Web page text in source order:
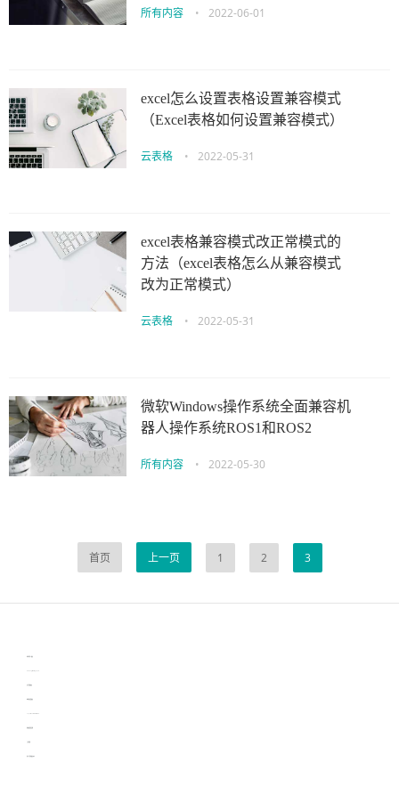
所有内容 • 2022-06-01
excel怎么设置表格设置兼容模式
（Excel表格如何设置兼容模式）
云表格 • 2022-05-31
excel表格兼容模式改正常模式的
方法（excel表格怎么从兼容模式
改为正常模式）
云表格 • 2022-05-31
微软Windows操作系统全面兼容机
器人操作系统ROS1和ROS2
所有内容 • 2022-05-30
首页 上一页 1 2 3